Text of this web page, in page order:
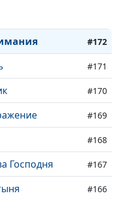
#172
#171
#170
#169
#168
Господня #167
#166